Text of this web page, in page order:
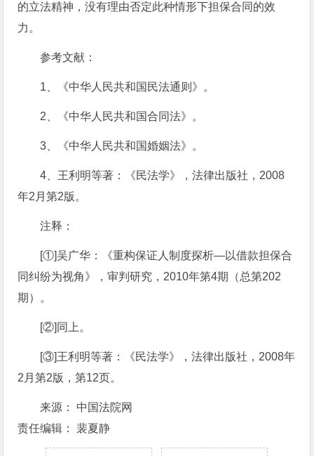
的立法精神，没有理由否定此种情形下担保合同的效
力。
参考文献：
1、《中华人民共和国民法通则》。
2、《中华人民共和国合同法》。
3、《中华人民共和国婚姻法》。
4、王利明等著：《民法学》，法律出版社，2008
年2月第2版。
注释：
[①]吴广华：《重构保证人制度探析—以借款担保合
同纠纷为视角》，审判研究，2010年第4期（总第202
期）。
[②]同上。
[③]王利明等著：《民法学》，法律出版社，2008年
2月第2版，第12页。
来源： 中国法院网
责任编辑： 裴夏静